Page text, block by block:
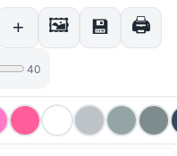
+ 🖼 💾 🖨
40